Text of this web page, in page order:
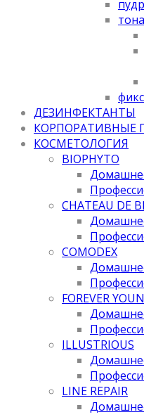
ДЕЗИНФЕКТАНТЫ
КОРПОРАТИВНЫЕ
КОСМЕТОЛОГИЯ
BIOPHYTO
CHATEAU DE
COMODEX
FOREVER
ILLUSTRIOUS
LINE REPAIR